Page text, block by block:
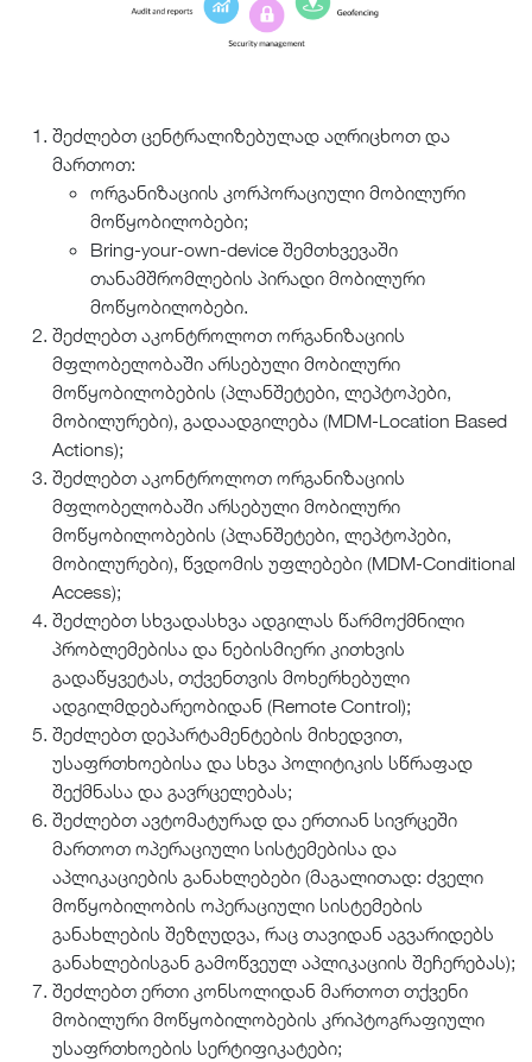
შეძლებთ ცენტრალიზებულად აღრიცხოთ და
მართოთ:
ორგანიზაციის კორპორაციული მობილური
მოწყობილობები;
Bring-your-own-device შემთხვევაში
თანამშრომლების პირადი მობილური
მოწყობილობები.
შეძლებთ აკონტროლოთ ორგანიზაციის
მფლობელობაში არსებული მობილური
მოწყობილობების (პლანშეტები, ლეპტოპები,
მობილურები), გადაადგილება (MDM-Location Based
Actions);
შეძლებთ აკონტროლოთ ორგანიზაციის
მფლობელობაში არსებული მობილური
მოწყობილობების (პლანშეტები, ლეპტოპები,
მობილურები), წვდომის უფლებები (MDM-Conditional
Access);
შეძლებთ სხვადასხვა ადგილას წარმოქმნილი
პრობლემებისა და ნებისმიერი კითხვის
გადაწყვეტას, თქვენთვის მოხერხებული
ადგილმდებარეობიდან (Remote Control);
შეძლებთ დეპარტამენტების მიხედვით,
უსაფრთხოებისა და სხვა პოლიტიკის სწრაფად
შექმნასა და გავრცელებას;
შეძლებთ ავტომატურად და ერთიან სივრცეში
მართოთ ოპერაციული სისტემებისა და
აპლიკაციების განახლებები (მაგალითად: ძველი
მოწყობილობის ოპერაციული სისტემების
განახლების შეზღუდვა, რაც თავიდან აგვარიდებს
განახლებისგან გამოწვეულ აპლიკაციის შეჩერებას);
შეძლებთ ერთი კონსოლიდან მართოთ თქვენი
მობილური მოწყობილობების კრიპტოგრაფიული
უსაფრთხოების სერტიფიკატები;